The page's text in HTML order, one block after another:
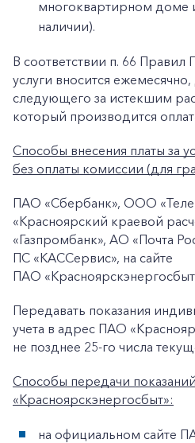
+7-800-700-24-57
Частным клиентам
Корпоративным
многоквартирном доме
наличии).
В соответствии п. 66 Правил
услуги вносится
следующего за истекшим
который производится
Способы внесения платы за
без оплаты комиссии (для
ПАО «Сбербанк», ООО
«Красноярский краевой
«Газпромбанк», АО «Почта
ПС «КАССервис», на сайте
ПАО
Передавать показания
учета в адрес ПАО
не позднее 25-го числа
Способы передачи
«Красноярскэнергосбыт»:
на официальном сайте